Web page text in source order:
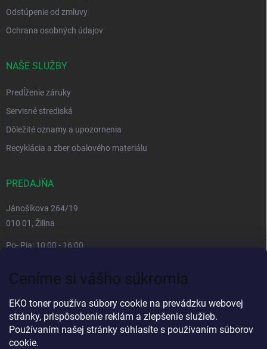
Ceníme si vášho súkromia
EKO toner používa súbory cookie na prevádzku webovej
stránky, prispôsobenie reklám a zlepšenie služieb.
Používaním našej stránky súhlasíte s používaním súborov
cookie.
Odstúpenie od zmluvy
Ochrana osobných údajov
NAŠE SLUŽBY
Predĺženie záruky
Servisné strediská
Dôležité oznamy a upozornenia
Recyklácia a zber obalového materiálu
PREDAJŇA
Jánošíkova 264/19
010 01, Žilina
Po- Pia: 10:00 - 16:00
So, Ne: zatvorené
Viac informacií